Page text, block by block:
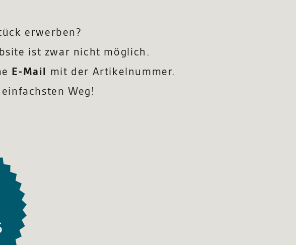
erwerben?
ist zwar nicht möglich.
E-Mail
mit der Artikelnummer.
Weg!